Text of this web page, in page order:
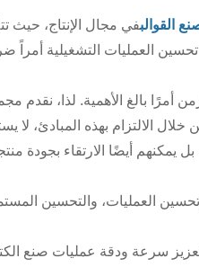
القوالبفي مجال الإنتاج، حيث
أمرًا بالغ الأهمية. لذا، نقدم
الالتزام بهذه المبادئ، لا